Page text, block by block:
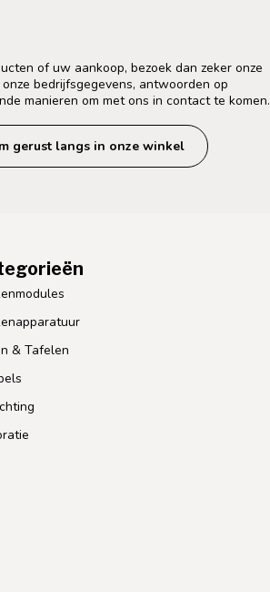
of uw aankoop, bezoek dan zeker onze
bedrijfsgegevens, antwoorden op
manieren om met ons in contact te komen.
gerust langs in onze winkel
& Tafelen